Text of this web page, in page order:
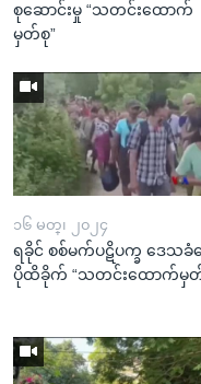
စုဆောင်းမှု “သတင်းထောက်
မှတ်စု”
၁၆ မတ္၊ ၂၀၂၄
ရခိုင် စစ်မက်ပဋိပက္ခ ဒေသခံ
ပိုထိခိုက် “သတင်းထောက်မှတ်